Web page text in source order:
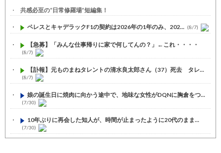
共感必至の“日常修羅場”短編集！
ペレスとキャデラックF1の契約は2026年の1年のみ、202... (8/7)
【急募】「みんな仕事帰りに家で何してんの？」←これ・・・・
(8/7)
【訃報】元ものまねタレントの清水良太郎さん（37）死去 タレ...
(8/7)
娘の誕生日に焼肉に向かう途中で、地味な女性がDQNに胸倉をつ...
(7/30)
10年ぶりに再会した知人が、時間が止まったように20代のまま...
(7/30)